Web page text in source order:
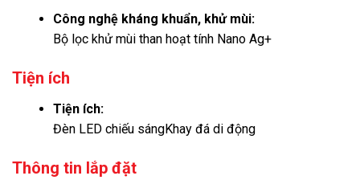
Công nghệ kháng khuẩn, khử mùi:
Bộ lọc khử mùi than hoạt tính Nano Ag+
Tiện ích
Tiện ích:
Đèn LED chiếu sángKhay đá di động
Thông tin lắp đặt